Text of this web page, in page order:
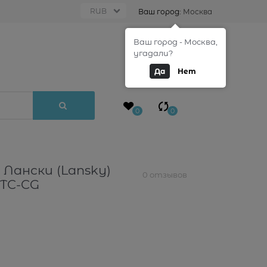
Ваш город: Москва
0
0 0
(Lansky)
CG
0 отзывов
Ваш город - Москва,
угадали?
Да Нет